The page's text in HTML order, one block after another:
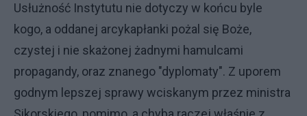
Usłużność Instytutu nie dotyczy w końcu byle
kogo, a oddanej arcykapłanki pożal się Boże,
czystej i nie skażonej żadnymi hamulcami
propagandy, oraz znanego "dyplomaty". Z uporem
godnym lepszej sprawy wciskanym przez ministra